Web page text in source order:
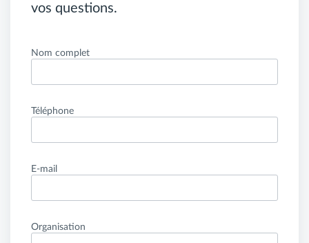
vos questions.
Nom complet
Téléphone
E-mail
Organisation